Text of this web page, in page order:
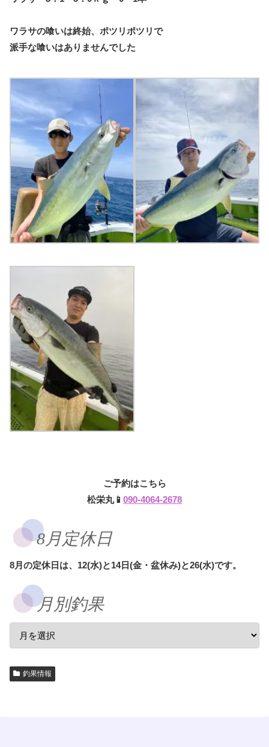
ワラサの喰いは終始、ポツリポツリで
派手な喰いはありませんでした
ご予約はこちら
松栄丸📱 090-4064-2678
8月定休日
8月の定休日は、12(水)と14日(金・盆休み)と26(水)です。
月別釣果
釣果情報